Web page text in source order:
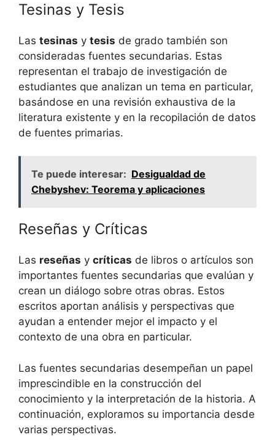
Tesinas y Tesis
Las tesinas y tesis de grado también son
consideradas fuentes secundarias. Estas
representan el trabajo de investigación de
estudiantes que analizan un tema en particular,
basándose en una revisión exhaustiva de la
literatura existente y en la recopilación de datos
de fuentes primarias.
Te puede interesar: Desigualdad de
Chebyshev: Teorema y aplicaciones
Reseñas y Críticas
Las reseñas y críticas de libros o artículos son
importantes fuentes secundarias que evalúan y
crean un diálogo sobre otras obras. Estos
escritos aportan análisis y perspectivas que
ayudan a entender mejor el impacto y el
contexto de una obra en particular.
Las fuentes secundarias desempeñan un papel
imprescindible en la construcción del
conocimiento y la interpretación de la historia. A
continuación, exploramos su importancia desde
varias perspectivas.